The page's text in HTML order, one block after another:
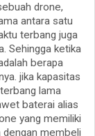
drone,
antara satu
terbang juga
Sehingga ketika
berapa
jika kapasitas
lama
baterai alias
yang memiliki
dengan membeli